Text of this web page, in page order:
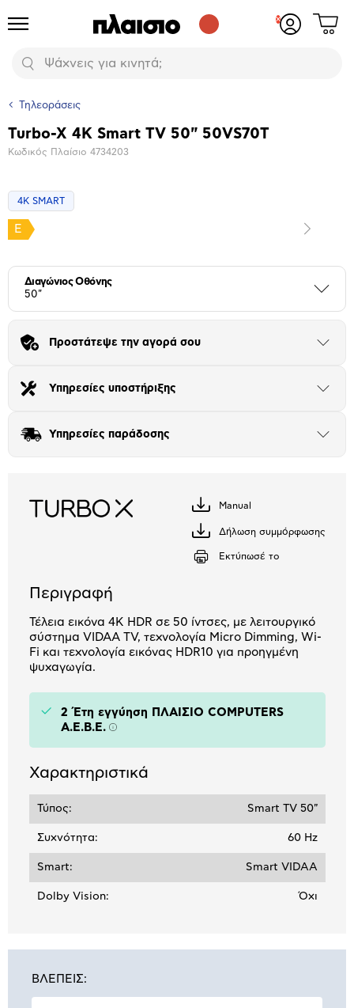
Προϊόντα
Αναζήτηση
Δες
Τηλεοράσεις
Βασικά
Turbo-X 4K Smart TV 50" 50VS70T
Κωδικός Πλαίσιο 4734203
4K SMART
Επόμενο
E
Διαγώνιος Οθόνης
50"
Προστάτεψε την αγορά σου
Άνοιξε
Υπηρεσίες υποστήριξης
Άνοιξε
Υπηρεσίες παράδοσης
Άνοιξε
Κατέβασέ
το
Manual
Κατέβασέ
το
Δήλωση συμμόρφωσης
Εκτύπωσέ το
Περιγραφή
Τέλεια εικόνα 4K HDR σε 50 ίντσες, με λειτουργικό
σύστημα VIDAA TV, τεχνολογία Micro Dimming, Wi-
Fi και τεχνολογία εικόνας HDR10 για προηγμένη
ψυχαγωγία.
2 Έτη εγγύηση ΠΛΑΙΣΙΟ COMPUTERS
A.E.B.E. Πληροφορίες
Χαρακτηριστικά
Τύπος: Smart TV 50"
Συχνότητα: 60 Hz
Smart: Smart VIDAA
Dolby Vision: Όχι
ΒΛΕΠΕΙΣ: